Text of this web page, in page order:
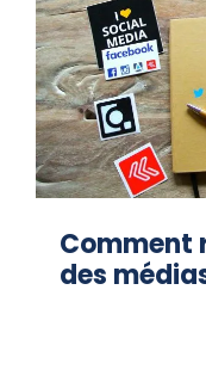
Comment
des